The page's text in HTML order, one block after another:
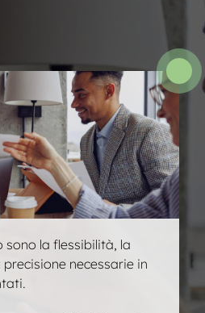
sono la flessibilità, la
necessarie in